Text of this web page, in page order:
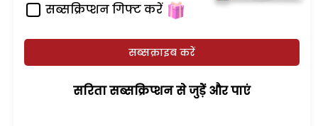
सब्सक्रिप्शन गिफ्ट करें
सब्सक्राइब करें
सरिता सब्सक्रिप्शन से जुड़ेें और पाएं